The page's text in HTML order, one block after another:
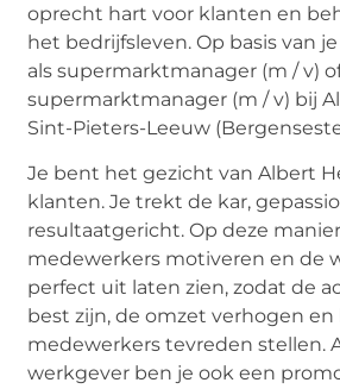
oprecht hart voor klanten en
het bedrijfsleven. Op basis van
als supermarktmanager (m / v)
supermarktmanager (m / v) bij
Sint-Pieters-Leeuw
Je bent het gezicht van Albert
klanten. Je trekt de kar,
resultaatgericht. Op deze
medewerkers motiveren en de
perfect uit laten zien, zodat de
best zijn, de omzet verhogen
medewerkers tevreden stellen.
werkgever ben je ook een